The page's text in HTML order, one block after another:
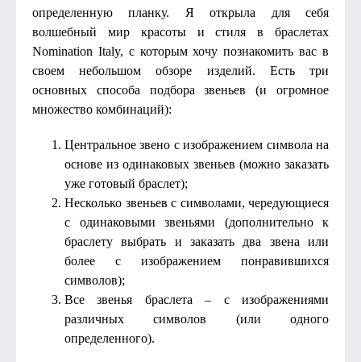
определенную планку. Я открыла для себя
волшебный мир красоты и стиля в браслетах
Nomination Italy, с которым хочу познакомить вас в
своем небольшом обзоре изделий. Есть три
основных способа подбора звеньев (и огромное
множество комбинаций):
Центральное звено с изображением символа на
основе из одинаковых звеньев (можно заказать
уже готовый браслет);
Несколько звеньев с символами, чередующиеся
с одинаковыми звеньями (дополнительно к
браслету выбрать и заказать два звена или
более с изображением понравившихся
символов);
Все звенья браслета – с изображениями
различных символов (или одного
определенного).